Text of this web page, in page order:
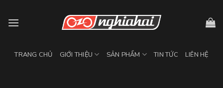
TRANG CHỦ GIỚI THIỆU SẢN PHẨM TIN TỨC LIÊN HỆ